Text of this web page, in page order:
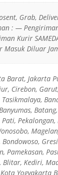
Grab,
: —
Kurir
Diluar
Barat, Jakarta
Cirebon,
Blitar, Kediri,
Yogyakarta